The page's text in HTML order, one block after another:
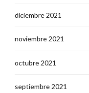
diciembre 2021
noviembre 2021
octubre 2021
septiembre 2021